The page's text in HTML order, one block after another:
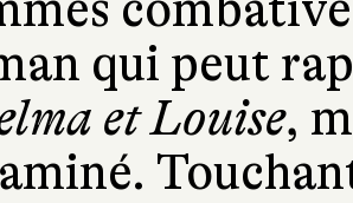
qui peut
et Louise,